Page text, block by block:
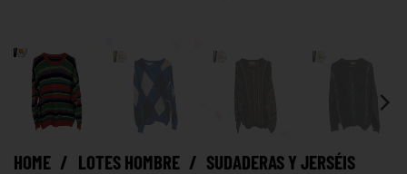
HOME / LOTES HOMBRE / SUDADERAS Y JERSÉIS